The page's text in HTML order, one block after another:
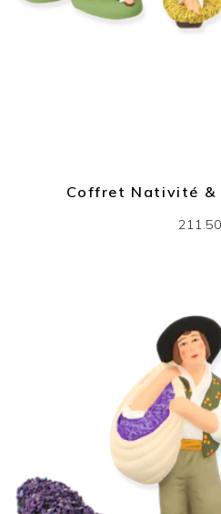
Coffret Nativité &